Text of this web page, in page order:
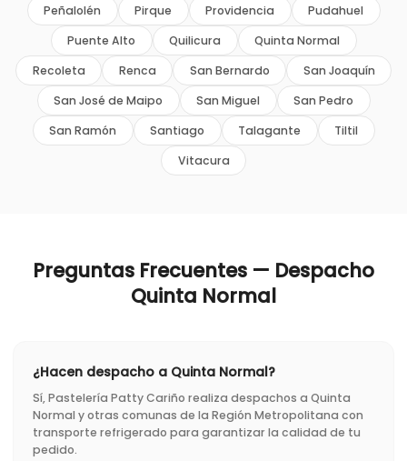
Peñalolén Pirque Providencia
Pudahuel
Puente Alto
Quilicura
Quinta Normal
Recoleta
Renca San Bernardo
San Joaquín
San José de Maipo
San Miguel
San Pedro
San Ramón
Santiago Talagante
Tiltil
Vitacura
Preguntas Frecuentes — Despacho
Quinta Normal
¿Hacen despacho a Quinta Normal?
Sí, Pastelería Patty Cariño realiza despachos a Quinta
Normal y otras comunas de la Región Metropolitana con
transporte refrigerado para garantizar la calidad de tu
pedido.